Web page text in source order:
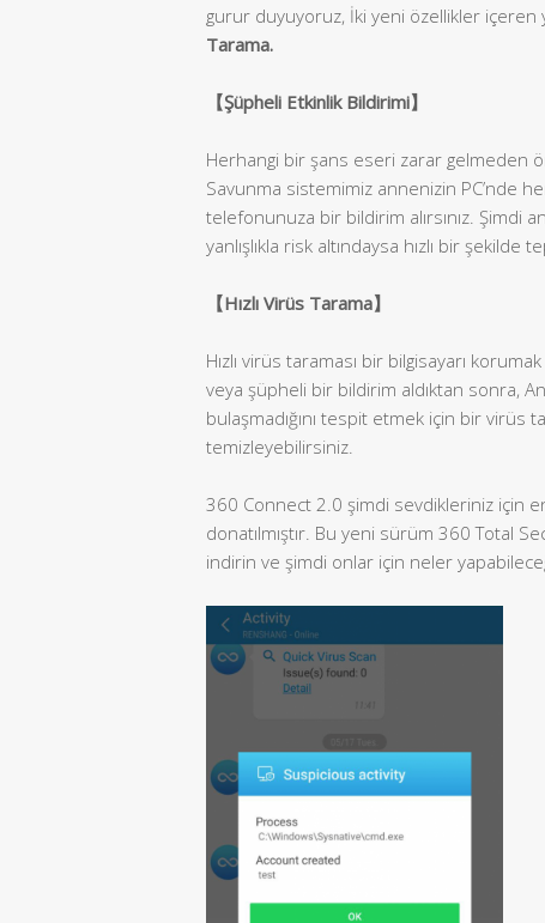
gurur duyuyoruz, İki yeni özellikler içeren
Tarama.
【Şüpheli Etkinlik Bildirimi】
Herhangi bir şans eseri zarar gelmeden
Savunma sistemimiz annenizin PC’nde
telefonunuza bir bildirim alırsınız. Şimdi
yanlışlıkla risk altındaysa hızlı bir şekilde
【Hızlı Virüs Tarama】
Hızlı virüs taraması bir bilgisayarı
veya şüpheli bir bildirim aldıktan sonra,
bulaşmadığını tespit etmek için bir virüs
temizleyebilirsiniz.
360 Connect 2.0 şimdi sevdikleriniz için
donatılmıştır. Bu yeni sürüm 360 Total
indirin ve şimdi onlar için neler